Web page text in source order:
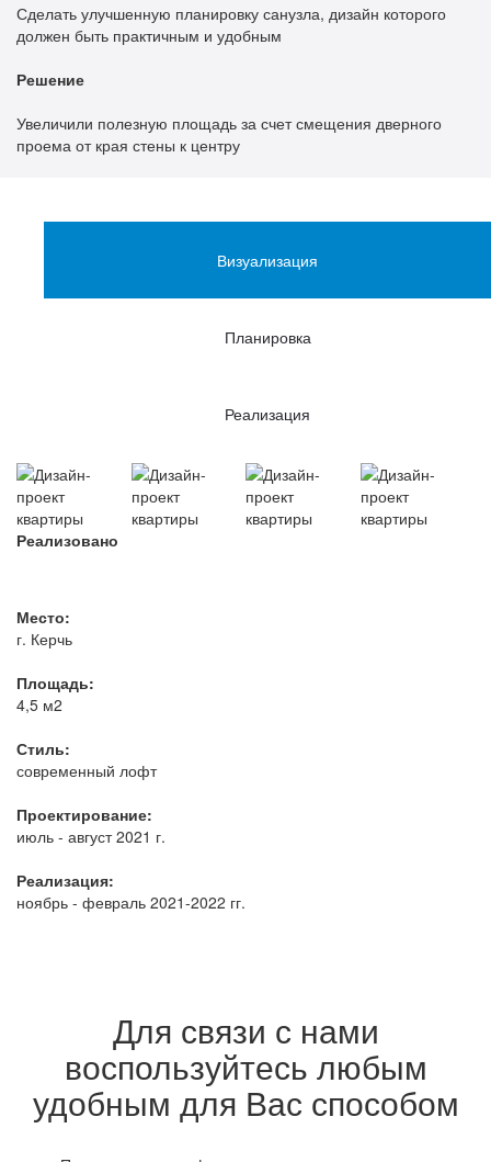
Сделать улучшенную планировку санузла, дизайн которого
должен быть практичным и удобным
Решение
Увеличили полезную площадь за счет смещения дверного
проема от края стены к центру
Визуализация
Планировка
Реализация
Реализовано
Место:
г. Керчь
Площадь:
4,5 м2
Стиль:
современный лофт
Проектирование:
июль - август 2021 г.
Реализация:
ноябрь - февраль 2021-2022 гг.
Для связи с нами
воспользуйтесь любым
удобным для Вас способом